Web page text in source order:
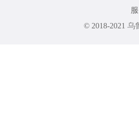
© 2018-2021 乌